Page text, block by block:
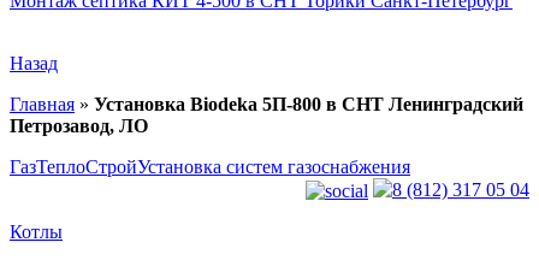
Назад
Главная » Установка Biodeka 5П-800 в СНТ Ленинградский
Петрозавод, ЛО
ГазТеплоСтройУстановка систем газоснабжения
8 (812) 317 05 04
Котлы